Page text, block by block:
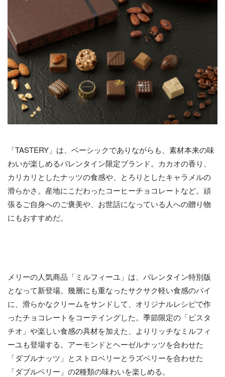
「TASTERY」は、ベーシックでありながらも、素材本来の味
わいが楽しめるバレンタイン限定ブランド。カカオの香り、
カリカリとしたナッツの食感や、とろりとしたキャラメルの
滑らかさ。産地にこだわったコーヒーチョコレートなど。頑
張るご自身へのご褒美や、お世話になっている人への贈り物
にもおすすめだ。
メリーの人気商品「ミルフィーユ」は、バレンタイン特別版
となって新登場。幾層にも重なったサクサク軽い食感のパイ
に、滑らかなクリームをサンドして、オリジナルレシピで作
ったチョコレートをコーテイングした。季節限定の「ピスタ
チオ」や楽しい食感の具材を加えた、よりリッチなミルフィ
ーユも登場する。アーモンドとヘーゼルナッツを合わせた
「ダブルナッツ」とストロベリーとラズベリーを合わせた
「ダブルベリー」の2種類の味わいを楽しめる。